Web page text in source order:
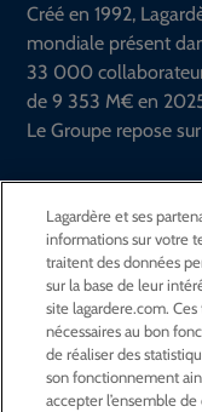
Créé en 1992,
mondiale présent
33 000
de 9 353 M€ en
Le Groupe repose
En savoir plus
Suivez le groupe
GROUPE
ACTIVITÉS
Lagardère et ses
informations sur votre
traitent des données
sur la base de leur
site lagardere.com.
nécessaires au bon
de réaliser des
son fonctionnement
accepter l’ensemble